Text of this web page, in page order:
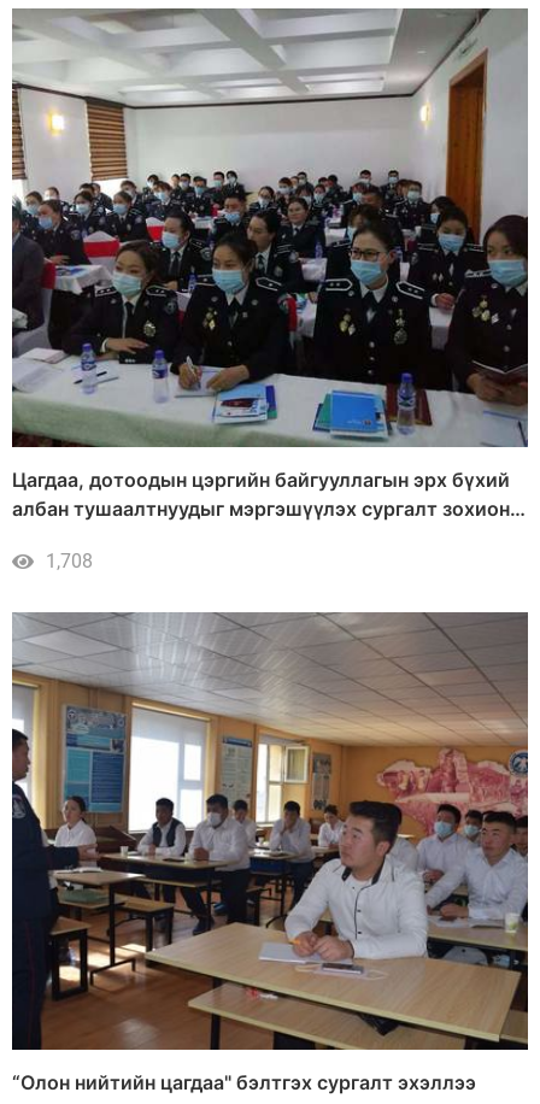
Цагдаа, дотоодын цэргийн байгууллагын эрх бүхий
албан тушаалтнуудыг мэргэшүүлэх сургалт зохион
1,708
“Олон нийтийн цагдаа" бэлтгэх сургалт эхэллээ